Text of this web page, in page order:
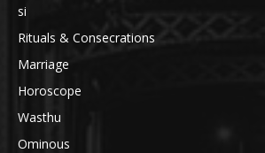
si
Rituals & Consecrations
Marriage
Horoscope
Wasthu
Ominous